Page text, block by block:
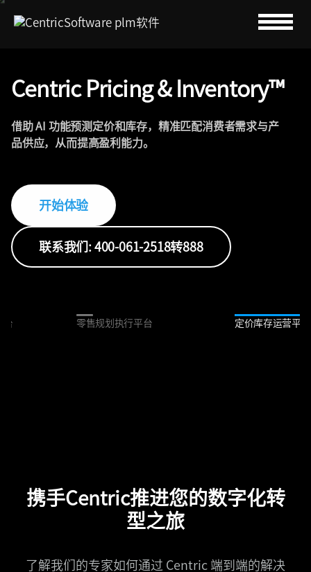
Centric Pricing & Inventory™
借助 AI 功能预测定价和库存，精准匹配消费者需求与产
品供应，从而提高盈利能力。
开始体验
联系我们: 400-061-2518转888
台 零售规划执行平台 定价库存运营平台
携手Centric推进您的数字化转
型之旅
了解我们的专家如何通过 Centric 端到端的解决